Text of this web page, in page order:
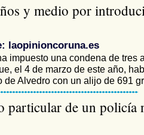
y medio por
laopinioncoruna.es
impuesto una condena de tres
el 4 de marzo de este año,
de Alvedro con un alijo de 691
particular de un policía